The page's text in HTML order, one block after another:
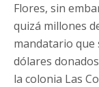
Flores, sin
quizá millones
mandatario que
dólares
la colonia Las